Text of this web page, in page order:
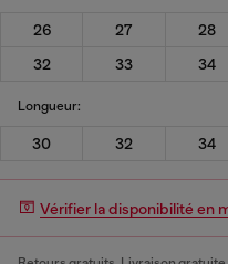
26 27 28
32
33 34
Longueur:
30 32 34
Vérifier la disponibilité en